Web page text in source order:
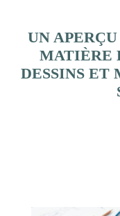
UN
MATIÈRE
DESSINS ET